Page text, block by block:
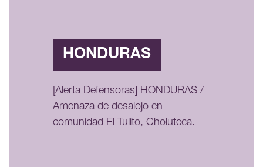
HONDURAS
[Alerta Defensoras] HONDURAS /
Amenaza de desalojo en
comunidad El Tulito, Choluteca.